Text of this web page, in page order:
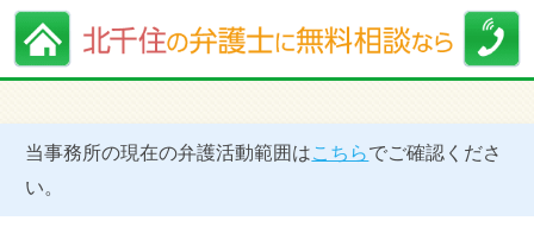
当事務所の現在の弁護活動範囲はこちらでご確認くださ
い。